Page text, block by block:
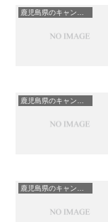
鹿児島県のキャンプ場一覧